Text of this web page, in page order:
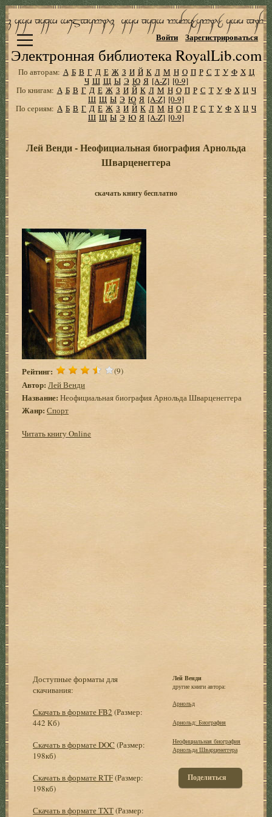
Электронная библиотека RoyalLib.com
Войти Зарегистрироваться
По авторам: А Б В Г Д Е Ж З И Й К Л М Н О П Р С Т У Ф Х Ц
Ч Ш Щ Ы Э Ю Я [A-Z] [0-9]
По книгам: А Б В Г Д Е Ж З И Й К Л М Н О П Р С Т У Ф Х Ц Ч
Ш Щ Ы Э Ю Я [A-Z] [0-9]
По сериям: А Б В Г Д Е Ж З И Й К Л М Н О П Р С Т У Ф Х Ц Ч
Ш Щ Ы Э Ю Я [A-Z] [0-9]
Лей Венди - Неофициальная биография Арнольда
Шварценеггера
скачать книгу бесплатно
Рейтинг: (9)
Автор: Лей Венди
Название: Неофициальная биография Арнольда Шварценеггера
Жанр: Спорт
Читать книгу Online
Доступные форматы для
скачивания:
Скачать в формате FB2 (Размер:
442 Кб)
Скачать в формате DOC (Размер:
198кб)
Скачать в формате RTF(Размер:
198кб)
Скачать в формате TXT(Размер:
Лей Венди
другие книги автора:
Арнольд
Арнольд: Биография
Неофициальная биография
Арнольда Шварценеггера
Поделиться